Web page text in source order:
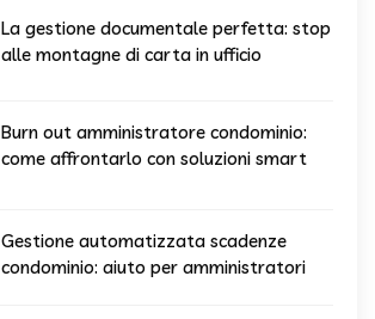
La gestione documentale perfetta: stop
alle montagne di carta in ufficio
Burn out amministratore condominio:
come affrontarlo con soluzioni smart
Gestione automatizzata scadenze
condominio: aiuto per amministratori